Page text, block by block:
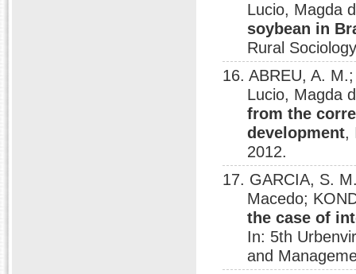
Lucio, Magda
soybean in
Rural
16. ABREU, A.
Lucio, Magda
from the
development,
2012.
17. GARCIA, S.
Macedo;
the case of
In: 5th
and